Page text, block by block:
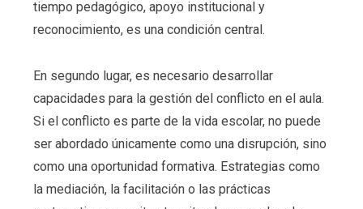
tiempo pedagógico, apoyo institucional y
reconocimiento, es una condición central.
En segundo lugar, es necesario desarrollar
capacidades para la gestión del conflicto en el aula.
Si el conflicto es parte de la vida escolar, no puede
ser abordado únicamente como una disrupción, sino
como una oportunidad formativa. Estrategias como
la mediación, la facilitación o las prácticas